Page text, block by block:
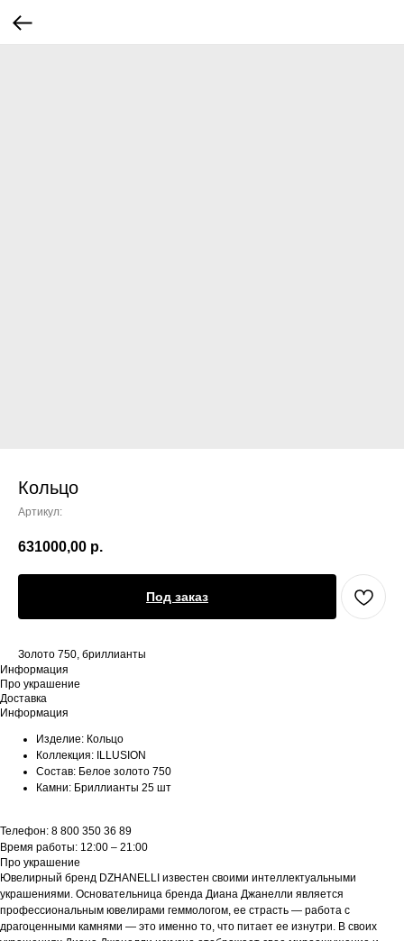
Кольцо
Артикул:
631000,00 р.
Под заказ
Золото 750, бриллианты
Информация
Про украшение
Доставка
Информация
Изделие: Кольцо
Коллекция: ILLUSION
Состав: Белое золото 750
Камни: Бриллианты 25 шт
Телефон: 8 800 350 36 89
Время работы: 12:00 – 21:00
Про украшение
Ювелирный бренд DZHANELLI известен своими интеллектуальными
украшениями. Основательница бренда Диана Джанелли является
профессиональным ювелирами геммологом, ее страсть — работа с
драгоценными камнями — это именно то, что питает ее изнутри. В своих